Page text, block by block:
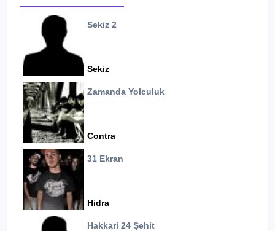
Sekiz 2
Sekiz
Zamanda Yolculuk
Contra
31 Ekran
Hidra
Hakkari 24 Şehit